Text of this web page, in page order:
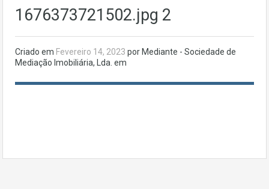
1676373721502.jpg 2
Criado em Fevereiro 14, 2023 por Mediante - Sociedade de
Mediação Imobiliária, Lda. em